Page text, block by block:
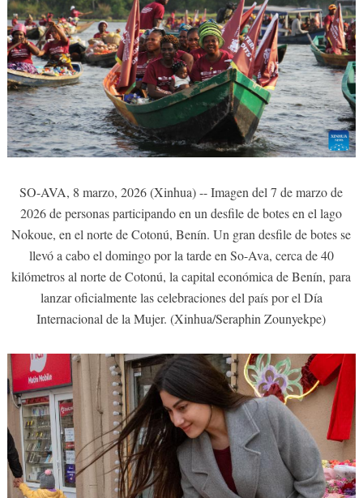
SO-AVA, 8 marzo, 2026 (Xinhua) -- Imagen del 7 de marzo de
2026 de personas participando en un desfile de botes en el lago
Nokoue, en el norte de Cotonú, Benín. Un gran desfile de botes se
llevó a cabo el domingo por la tarde en So-Ava, cerca de 40
kilómetros al norte de Cotonú, la capital económica de Benín, para
lanzar oficialmente las celebraciones del país por el Día
Internacional de la Mujer. (Xinhua/Seraphin Zounyekpe)